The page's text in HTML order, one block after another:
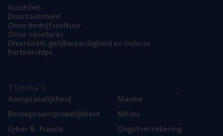
Inzich­ten
Duur­zaam­heid
Onze bedrijfs­cul­tuur
Onze vaca­tu­res
Diver­si­teit, gelijk­waar­dig­heid en inclusie
Part­ner­ships
Aan­spra­ke­lijk­heid
Beroeps­aan­spra­ke­lijk­heid
Cyber& fraude
Mari­ne
Mili­eu
Oogst­ver­ze­ke­ring